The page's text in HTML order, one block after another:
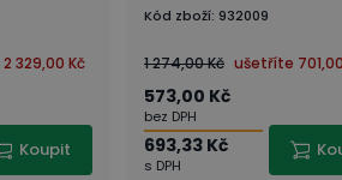
2 329,00 Kč
Koupit
Kód zboží: 932009
1 274,00 Kč ušetříte
573,00 Kč
bez DPH
693,33 Kč
s DPH